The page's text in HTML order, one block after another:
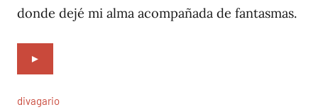
donde dejé mi alma acompañada de fantasmas.
►
divagario